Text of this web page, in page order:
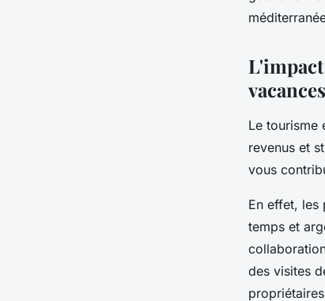
Le tourisme
revenus et
vous
En effet, les
temps et
des visites